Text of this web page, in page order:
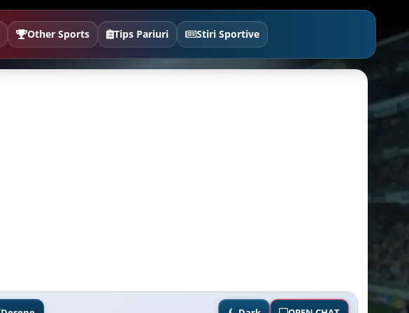
Other Sports Tips Pariuri Stiri Sportive